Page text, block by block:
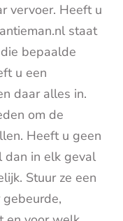
vervoer. Heeft u
staat
bepaalde
u een
daar alles in.
om de
Heeft u geen
dan in elk geval
Stuur ze een